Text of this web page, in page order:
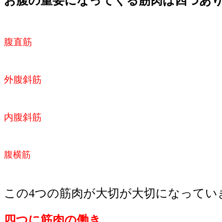
腹直筋
外腹斜筋
内腹斜筋
腹横筋
この4つの筋肉が大切が大切になってい